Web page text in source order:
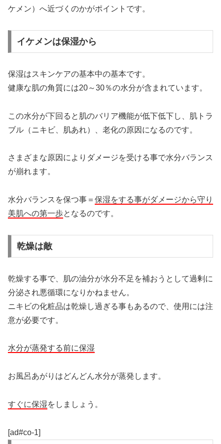
ケメン）へ近づくのかがポイントです。
イケメンは保湿から
保湿はスキンケアの基本中の基本です。
健康な肌の角質には20～30％の水分が含まれています。
この水分が下回ると肌のバリア機能が低下低下し、肌トラ
ブル（ニキビ、肌あれ）、老化の原因になるのです。
さまざまな原因によりダメージを受ける事で水分バランス
が崩れます。
水分バランスを保つ事＝ 保湿をする事がダメージから守り
美肌への第一歩となるのです。
乾燥は敵
乾燥する事で、肌の油分が水分不足を補おうとして過剰に
分泌され悪循環になりかねません。
ニキビの化粧品は乾燥し過ぎる事もあるので、使用には注
意が必要です。
水分が蒸発する前に保湿
お風呂あがりはどんどん水分が蒸発します。
すぐに保湿をしましょう。
[ad#co-1]